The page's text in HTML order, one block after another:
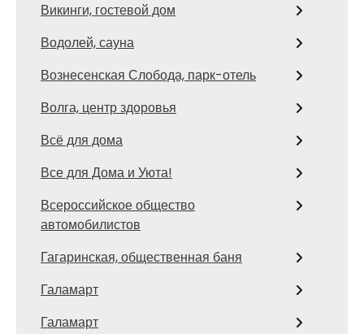
Викинги, гостевой дом
Водолей, сауна
Вознесенская Слобода, парк-отель
Волга, центр здоровья
Всё для дома
Все для Дома и Уюта!
Всероссийское общество
автомобилистов
Гагаринская, общественная баня
Галамарт
Галамарт